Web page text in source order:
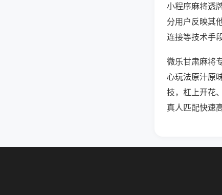
小程序麻将透
分用户反映其
连接等技术手
微乐甘肃麻将
心玩法原汁原
技，杠上开花
真人匹配快速